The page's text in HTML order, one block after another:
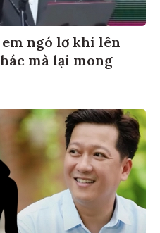
ngó lơ khi lên
mà lại mong